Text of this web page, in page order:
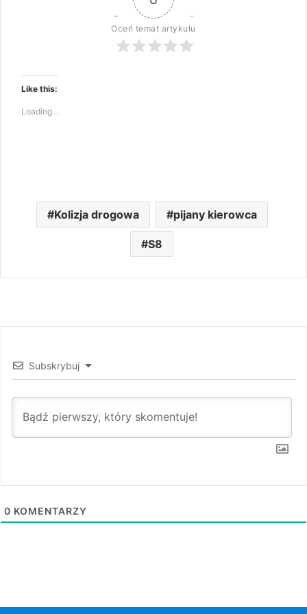
Oceń temat artykułu
Like this:
Loading...
Kolizja drogowa pijany kierowca
S8
Subskrybuj
0 KOMENTARZY